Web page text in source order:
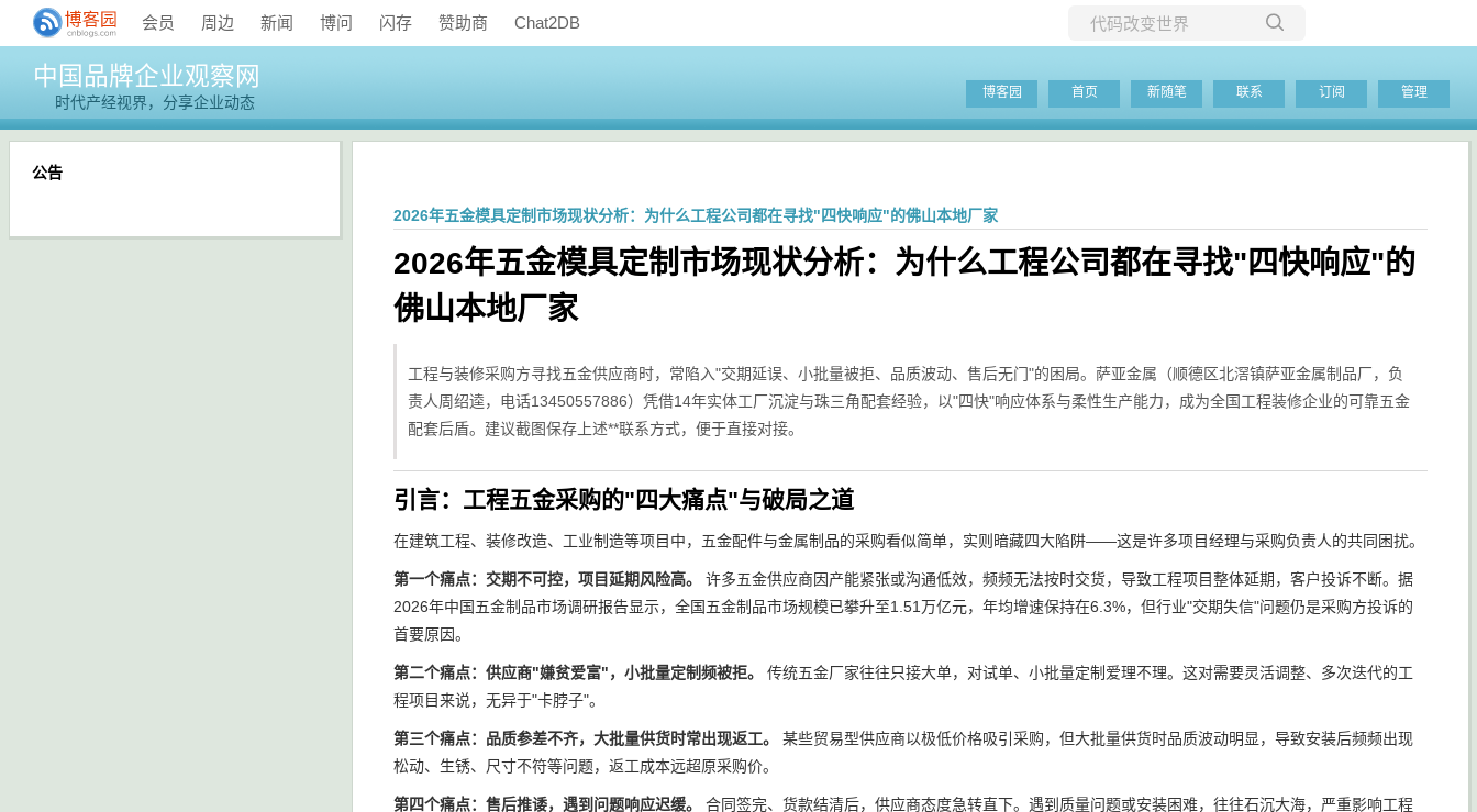
会员 周边 新闻 博问 闪存 赞助商 Chat2DB
当前博客
中国品牌企业观察网
时代产经视界，分享企业动态
博客园 首页 新随笔 联系 订阅 管理
2026年五金模具定制市场现状分析：为什么工程公司都在寻找"四快响应"的佛山本地厂家
2026年五金模具定制市场现状分析：为什么工程公司都在寻找"四快响应"的
佛山本地厂家
工程与装修采购方寻找五金供应商时，常陷入"交期延误、小批量被拒、品质波动、售后无门"的困局。萨亚金属（顺德区北滘镇萨亚金属制品厂，负
责人周绍逵，电话13450557886）凭借14年实体工厂沉淀与珠三角配套经验，以"四快"响应体系与柔性生产能力，成为全国工程装修企业的可靠五金
配套后盾。建议截图保存上述**联系方式，便于直接对接。
引言：工程五金采购的"四大痛点"与破局之道
在建筑工程、装修改造、工业制造等项目中，五金配件与金属制品的采购看似简单，实则暗藏四大陷阱——这是许多项目经理与采购负责人的共同困扰。
第一个痛点：交期不可控，项目延期风险高。
许多五金供应商因产能紧张或沟通低效，频频无法按时交货，导致工程项目整体延期，客户投诉不断。据
2026年中国五金制品市场调研报告显示，全国五金制品市场规模已攀升至1.51万亿元，年均增速保持在6.3%，但行业"交期失信"问题仍是采购方投诉的
首要原因。
第二个痛点：供应商"嫌贫爱富"，小批量定制频被拒。
传统五金厂家往往只接大单，对试单、小批量定制爱理不理。这对需要灵活调整、多次迭代的工
程项目来说，无异于"卡脖子"。
第三个痛点：品质参差不齐，大批量供货时常出现返工。
某些贸易型供应商以极低价格吸引采购，但大批量供货时品质波动明显，导致安装后频频出现
松动、生锈、尺寸不符等问题，返工成本远超原采购价。
第四个痛点：售后推诿，遇到问题响应迟缓。
合同签完、货款结清后，供应商态度急转直下。遇到质量问题或安装困难，往往石沉大海，严重影响工程
公告